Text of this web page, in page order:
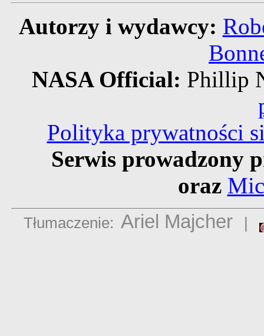
Autorzy i wydawcy:
NASA Official: Phillip
Polityka prywatności
Serwis prowadzony
oraz
Tłumaczenie: Ariel Majcher |